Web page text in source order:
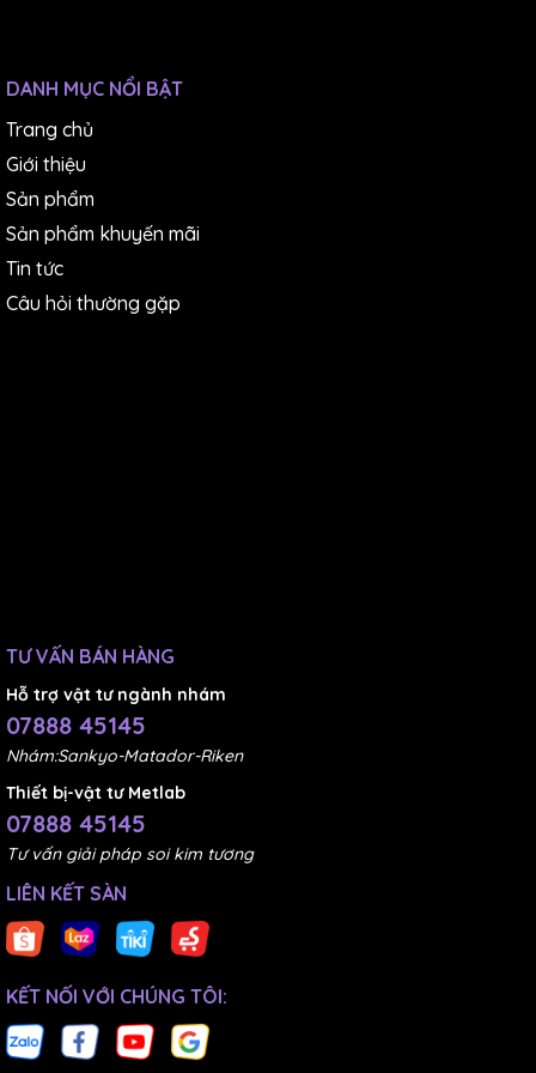
sản phẩm.
Đọc và theo dõi các giá trị đo lường trên màn hình
hiển thị LED của sản phẩm. Bạn có thể xem được
cả điện áp giữa các pha (L-L) và điện áp giữa pha
và trung tâm (L-N) của 3 pha. Bạn cũng có thể xem
Sản phẩm Đồng hồ đo điện áp 3 pha VOLT-19N
Multispan là một sản phẩm đáng mua, vì nhiều lý do,
như sau:
Sản phẩm có chức năng đo lường điện áp 3 pha đa
năng, hiển thị LED đồng thời, cấp chính xác cao, và
gắn mặt cánh tủ tiện lợi. Sản phẩm giúp bạn kiểm
soát và quản lý điện áp 3 pha một cách hiệu quả, an
DANH MỤC NỔI BẬT
Trang chủ
Giới thiệu
Sản phẩm
Sản phẩm khuyến mãi
Tin tức
Câu hỏi thường gặp
TƯ VẤN BÁN HÀNG
Hỗ trợ vật tư ngành nhám
07888 45145
Nhám:Sankyo-Matador-Riken
Thiết bị-vật tư Metlab
07888 45145
Tư vấn giải pháp soi kim tương
LIÊN KẾT SÀN
KẾT NỐI VỚI CHÚNG TÔI: